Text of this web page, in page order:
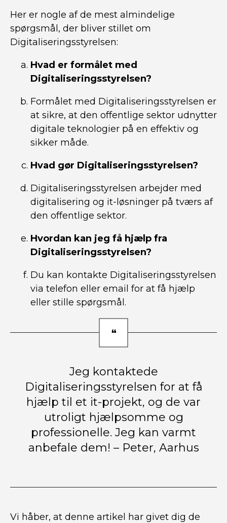
Her er nogle af de mest almindelige
spørgsmål, der bliver stillet om
Digitaliseringsstyrelsen:
Hvad er formålet med
Digitaliseringsstyrelsen?
Formålet med Digitaliseringsstyrelsen er
at sikre, at den offentlige sektor udnytter
digitale teknologier på en effektiv og
sikker måde.
Hvad gør Digitaliseringsstyrelsen?
Digitaliseringsstyrelsen arbejder med
digitalisering og it-løsninger på tværs af
den offentlige sektor.
Hvordan kan jeg få hjælp fra
Digitaliseringsstyrelsen?
Du kan kontakte Digitaliseringsstyrelsen
via telefon eller email for at få hjælp
eller stille spørgsmål.
Jeg kontaktede
Digitaliseringsstyrelsen for at få
hjælp til et it-projekt, og de var
utroligt hjælpsomme og
professionelle. Jeg kan varmt
anbefale dem! – Peter, Aarhus
Vi håber, at denne artikel har givet dig de